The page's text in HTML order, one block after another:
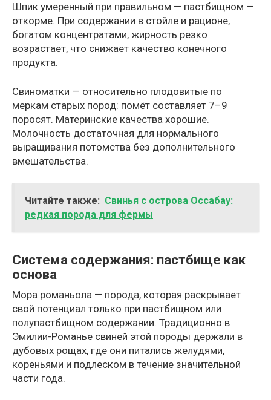
Шпик умеренный при правильном — пастбищном —
откорме. При содержании в стойле и рационе,
богатом концентратами, жирность резко
возрастает, что снижает качество конечного
продукта.
Свиноматки — относительно плодовитые по
меркам старых пород: помёт составляет 7–9
поросят. Материнские качества хорошие.
Молочность достаточная для нормального
выращивания потомства без дополнительного
вмешательства.
Читайте также: Свинья с острова Оссабау:
редкая порода для фермы
Система содержания: пастбище как
основа
Мора романьола — порода, которая раскрывает
свой потенциал только при пастбищном или
полупастбищном содержании. Традиционно в
Эмилии-Романье свиней этой породы держали в
дубовых рощах, где они питались желудями,
кореньями и подлеском в течение значительной
части года.